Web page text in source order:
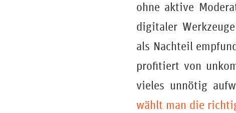
ohne aktive
digitaler
als Nachteil
profitiert von
vieles unnötig
wählt man die